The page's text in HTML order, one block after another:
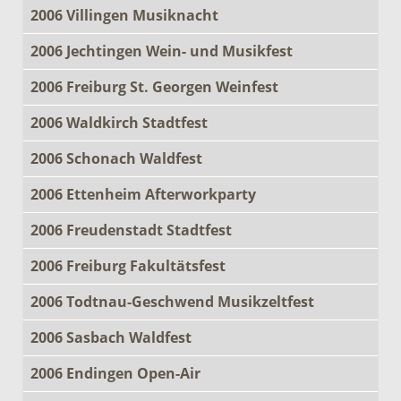
2006 Villingen Musiknacht
2006 Jechtingen Wein- und Musikfest
2006 Freiburg St. Georgen Weinfest
2006 Waldkirch Stadtfest
2006 Schonach Waldfest
2006 Ettenheim Afterworkparty
2006 Freudenstadt Stadtfest
2006 Freiburg Fakultätsfest
2006 Todtnau-Geschwend Musikzeltfest
2006 Sasbach Waldfest
2006 Endingen Open-Air